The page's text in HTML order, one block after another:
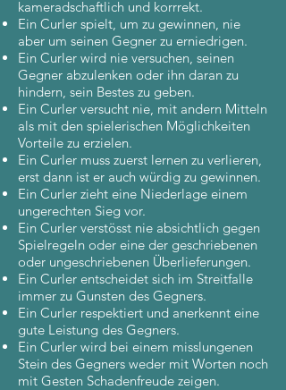
kameradschaftlich und korrrekt.
Ein Curler spielt, um zu gewinnen, nie
aber um seinen Gegner zu erniedrigen.
Ein Curler wird nie versuchen, seinen
Gegner abzulenken oder ihn daran zu
hindern, sein Bestes zu geben.
Ein Curler versucht nie, mit andern Mitteln
als mit den spielerischen Möglichkeiten
Vorteile zu erzielen.
Ein Curler muss zuerst lernen zu verlieren,
erst dann ist er auch würdig zu gewinnen.
Ein Curler zieht eine Niederlage einem
ungerechten Sieg vor.
Ein Curler verstösst nie absichtlich gegen
Spielregeln oder eine der geschriebenen
oder ungeschriebenen Überlieferungen.
Ein Curler entscheidet sich im Streitfalle
immer zu Gunsten des Gegners.
Ein Curler respektiert und anerkennt eine
gute Leistung des Gegners.
Ein Curler wird bei einem misslungenen
Stein des Gegners weder mit Worten noch
mit Gesten Schadenfreude zeigen.